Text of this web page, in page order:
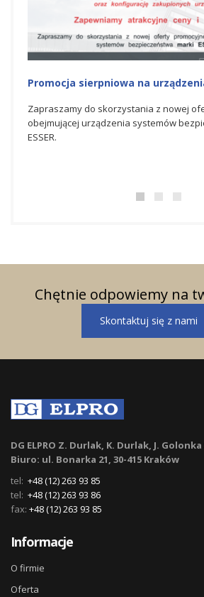
Promocja sierpniowa na urządzenia
Zapraszamy do skorzystania z nowej
obejmującej urządzenia systemów
ESSER.
Chętnie odpowiemy na
Skontaktuj się z nami
DG ELPRO Z. Durlak, K. Durlak, J. Golonka
Biuro: ul. Bonarka 21, 30-415 Kraków
tel: +48 (12) 263 93 85
tel: +48 (12) 263 93 86
fax: +48 (12) 263 93 85
Informacje
O firmie
Oferta